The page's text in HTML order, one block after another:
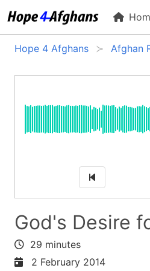
Hope 4 Afghans Afghan
God's Desire
29 minutes
2 February 2014